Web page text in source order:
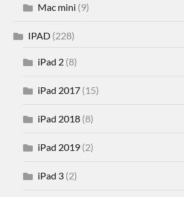
Mac mini (9)
IPAD (228)
iPad 2 (8)
iPad 2017 (15)
iPad 2018 (8)
iPad 2019 (2)
iPad 3 (2)